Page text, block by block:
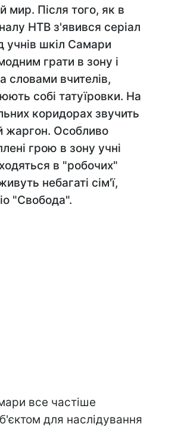
мир. Після того, як в
НТВ з'явився серіал
учнів шкіл Самари
грати в зону і
словами вчителів,
собі татуїровки. На
коридорах звучить
жаргон. Особливо
грою в зону учні
в "робочих"
небагаті сім'ї,
"Свобода".
все частіше
для наслідування